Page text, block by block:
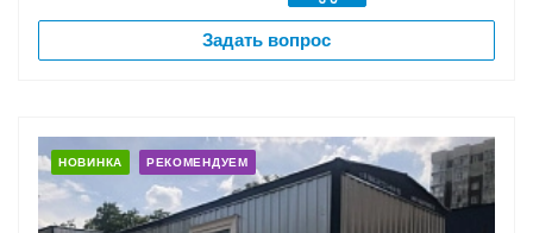
Задать вопрос
НОВИНКА РЕКОМЕНДУЕМ